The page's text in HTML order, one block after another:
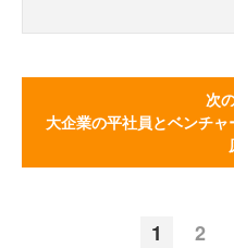
次
大企業の平社員とベンチ
1 2